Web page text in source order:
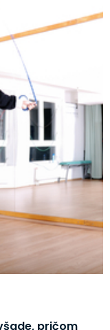
pričom